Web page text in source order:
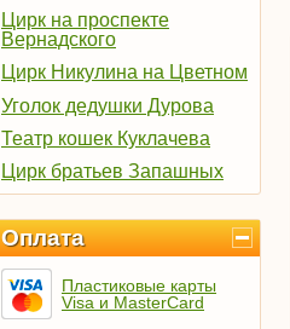
Цирк на проспекте
Вернадского
Цирк Никулина на Цветном
Уголок дедушки Дурова
Театр кошек Куклачева
Цирк братьев Запашных
Оплата
Пластиковые карты
Visa и MasterCard